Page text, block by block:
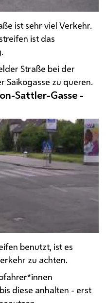
ist sehr viel Verkehr.
ist das
Straße bei der
Saikogasse zu queren.
Sattler-Gasse -
benutzt, ist es
zu achten.
diese anhalten - erst